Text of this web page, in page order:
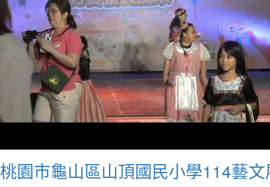
桃園市龜山區山頂國民小學114藝